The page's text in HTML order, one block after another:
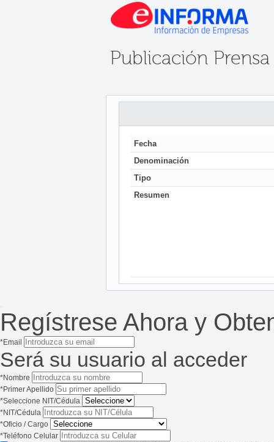
Publicación
Fecha
Denominación
Tipo
Resumen
Regístrese Ahora y
*Email
Será su usuario al acceder
*Nombre
*Primer Apellido
*Seleccione NIT/Cédula
*NIT/Cédula
*Oficio / Cargo
*Teléfono Celular